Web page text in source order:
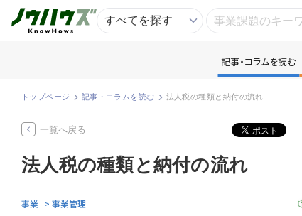
記事・コラムを読む
トップページ 記事・コラムを読む 法人税の種類と納付の流れ
一覧へ戻る
法人税の種類と納付の流れ
事業 > 事業管理